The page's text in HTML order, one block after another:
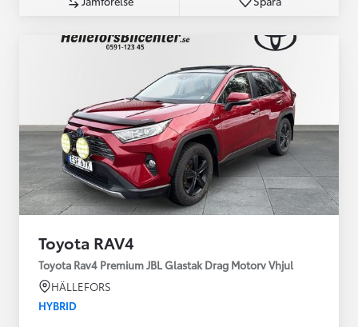
Toyota RAV4
Toyota Rav4 Premium JBL Glastak Drag Motorv Vhjul
HÄLLEFORS
HYBRID